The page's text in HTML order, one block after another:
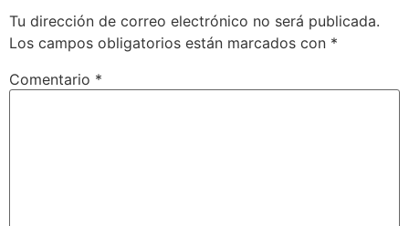
Tu dirección de correo electrónico no será publicada.
Los campos obligatorios están marcados con *
Comentario *